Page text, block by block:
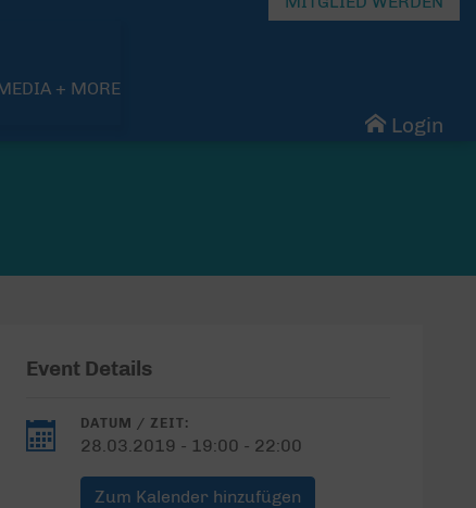
+ MORE
Login
Event Details
DATUM / ZEIT:
28.03.2019 - 19:00 - 22:00
Zum Kalender hinzufügen